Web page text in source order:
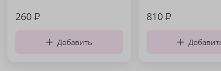
260₽
Добавить
810₽